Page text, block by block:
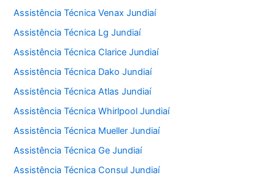
Assistência Técnica Venax Jundiaí
Assistência Técnica Lg Jundiaí
Assistência Técnica Clarice Jundiaí
Assistência Técnica Dako Jundiaí
Assistência Técnica Atlas Jundiaí
Assistência Técnica Whirlpool Jundiaí
Assistência Técnica Mueller Jundiaí
Assistência Técnica Ge Jundiaí
Assistência Técnica Consul Jundiaí